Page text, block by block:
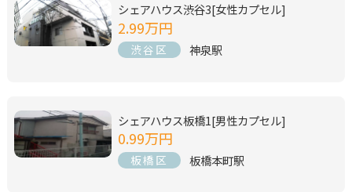
シェアハウス渋谷3[女性カプセル]
2.99万円
渋谷区 神泉駅
シェアハウス板橋1[男性カプセル]
0.99万円
板橋区 板橋本町駅